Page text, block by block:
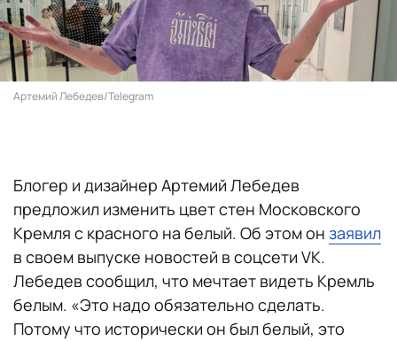
Артемий Лебедев/Telegram
Блогер и дизайнер Артемий Лебедев
предложил изменить цвет стен Московского
Кремля с красного на белый. Об этом он заявил
в своем выпуске новостей в соцсети VK.
Лебедев сообщил, что мечтает видеть Кремль
белым. «Это надо обязательно сделать.
Потому что исторически он был белый, это